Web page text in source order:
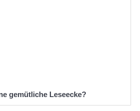
gemütliche Leseecke?